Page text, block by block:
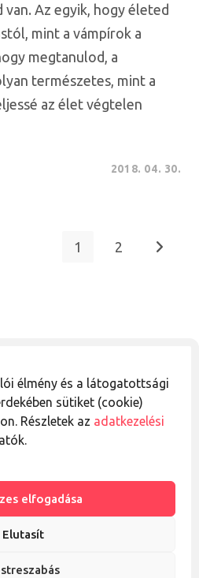
élmény és a látogatottsági
sütiket (cookie)
Részletek az adatkezelési
elfogadása
Elutasít
van. Az egyik, hogy életed
mint a vámpírok a
megtanulod, a
természetes, mint a
az élet végtelen
2018. 04. 30.
1 2 Go to
javaslatok és ötletek nem
tanácsadásnak, és nem
véleményt. Egészséggel
fordulj megfelelő
eredő esetleges
felelősséget.